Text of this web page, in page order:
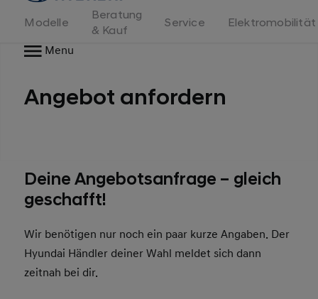
Modelle
Beratung
& Kauf
Service
Elektromobilität
Menu
Angebot anfordern
Deine Angebotsanfrage – gleich
geschafft!
Wir benötigen nur noch ein paar kurze Angaben. Der
Hyundai Händler deiner Wahl meldet sich dann
zeitnah bei dir.